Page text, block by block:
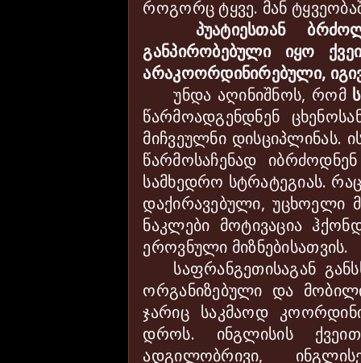
როგორც ტყვე. მან
პუატიესთან
განპირობებული იყო
არაკოორდინირებული,
უნდა აღინიშნოს, რომ
წარმოადგენდნენ
მიჩვეულნი დისციპლინას.
წარმოსაჩენად
სამხედრო სტრატეგიას.
დაქირავებული, უცხოელი
ნაკლები მოტივაცია
ეროვნული მიზნებისათვის.
საფრანგეთისაგან
ორგანიზებული და
ჯარიც საკმაოდ
დროს. ინგლისის
ადგილობრივი,